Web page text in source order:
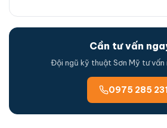
Cần tư vấn
Đội ngũ kỹ thuật Sơn Mỹ tư
0975 285